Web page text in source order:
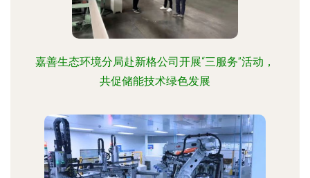
嘉善生态环境分局赴新格公司开展“三服务”活动，
共促储能技术绿色发展